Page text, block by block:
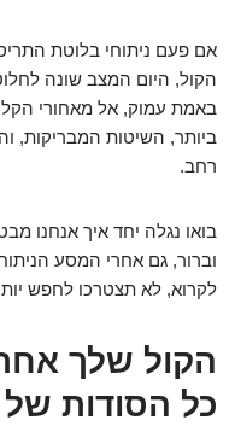
אם פעם ניתוחי בלוטת
הקול, היום המצב שונה
באמת עמוק, אל מאחורי
ביותר, השיטות המבריקות,
רחב.
בואו נגלה יחד איך אנחנו
וברור, גם אחרי המסע
לקרוא, לא תצטרכו לחפש
הקול שלך
כל הסודות